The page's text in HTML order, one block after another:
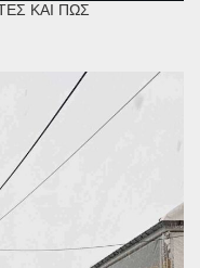
ΚΑΙ ΠΏΣ